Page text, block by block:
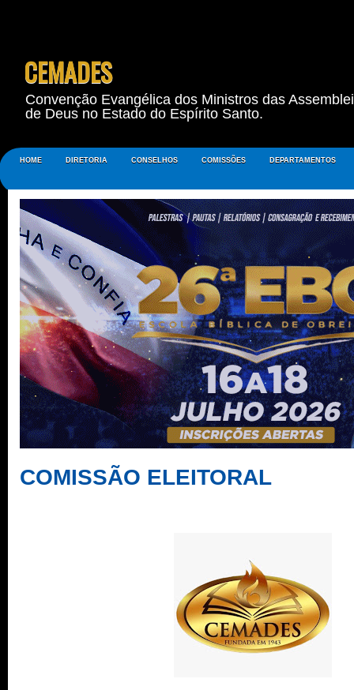
CEMADES
Convenção Evangélica dos Ministros das
de Deus no Estado do Espírito Santo.
HOME DIRETORIA CONSELHOS COMISSÕES DEPARTAMENTOS
COMISSÃO ELEITORAL